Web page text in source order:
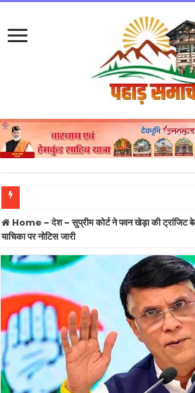
उत्तराखंड कांग्रेस की नई प्रदेश कार्यकारिणी घोषित,
Home - देश- सुप्रीम कोर्ट ने पवन खेड़ा की
याचिका पर नोटिस जारी